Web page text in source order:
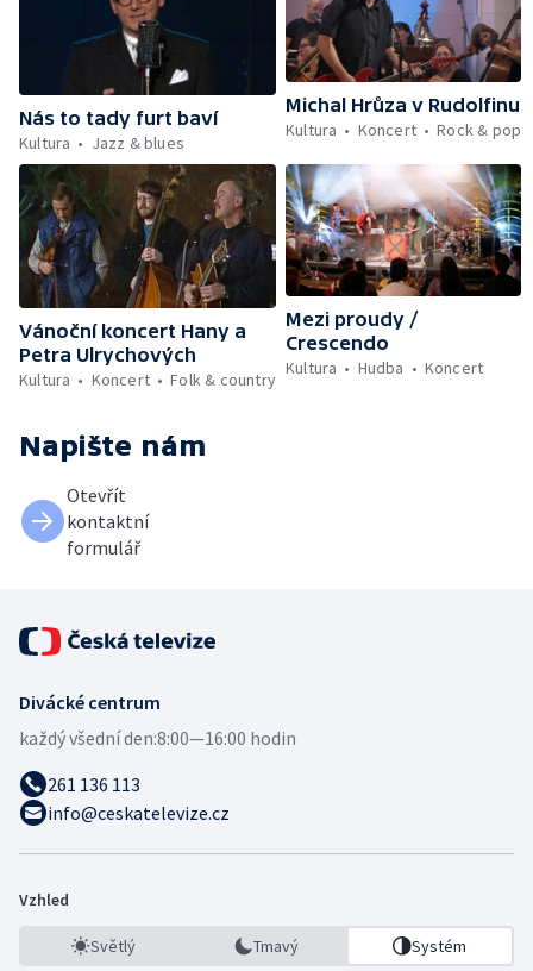
Nás to tady furt baví
Kultura
Jazz & blues
Michal Hrůza v Rudolfinu
Kultura
Koncert Rock & pop
Vánoční koncert Hany a
Petra Ulrychových
Kultura
Koncert Folk & country
Mezi proudy /
Crescendo
Kultura
Hudba Koncert
Napište nám
Otevřít
kontaktní
formulář
Divácké centrum
každý všední den:8:00—16:00 hodin
261 136 113
info@ceskatelevize.cz
Vzhled
Světlý Tmavý Systém